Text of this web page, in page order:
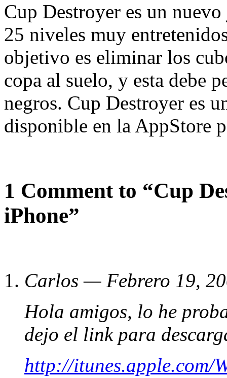
Cup Destroyer es un
25 niveles muy
objetivo es eliminar los
copa al suelo, y esta debe
negros. Cup Destroyer es
disponible en la AppStore
1 Comment to “Cup
iPhone”
Carlos — Febrero 19,
Hola amigos, lo he
dejo el link para
http://itunes.apple.com/